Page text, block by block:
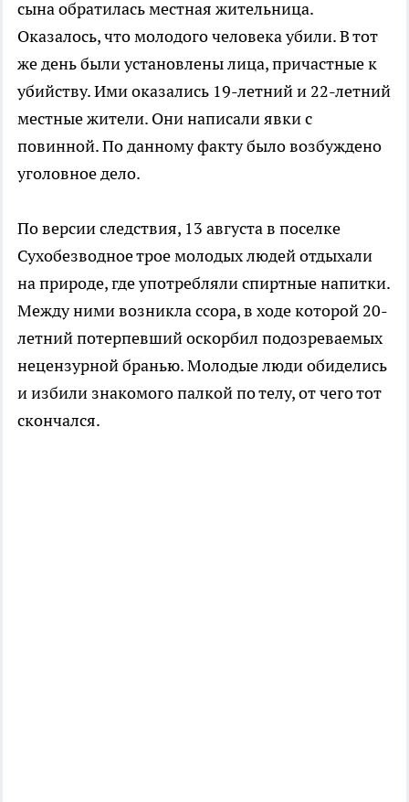
сына обратилась местная жительница.
Оказалось, что молодого человека убили. В тот
же день были установлены лица, причастные к
убийству. Ими оказались 19-летний и 22-летний
местные жители. Они написали явки с
повинной. По данному факту было возбуждено
уголовное дело.
По версии следствия, 13 августа в поселке
Сухобезводное трое молодых людей отдыхали
на природе, где употребляли спиртные напитки.
Между ними возникла ссора, в ходе которой 20-
летний потерпевший оскорбил подозреваемых
нецензурной бранью. Молодые люди обиделись
и избили знакомого палкой по телу, от чего тот
скончался.